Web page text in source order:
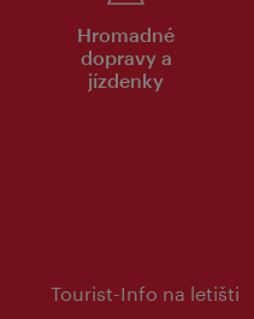
Hromadné
dopravy a
jízdenky
Tourist-Info na letišti